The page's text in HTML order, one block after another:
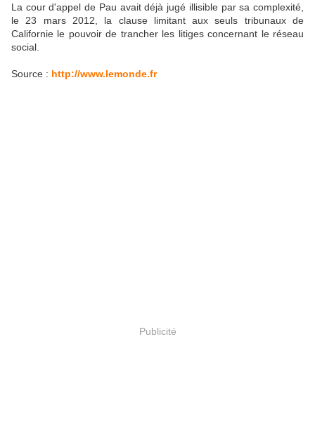
La cour d'appel de Pau avait déjà jugé illisible par sa complexité,
le 23 mars 2012, la clause limitant aux seuls tribunaux de
Californie le pouvoir de trancher les litiges concernant le réseau
social.
Source : http://www.lemonde.fr
Publicité